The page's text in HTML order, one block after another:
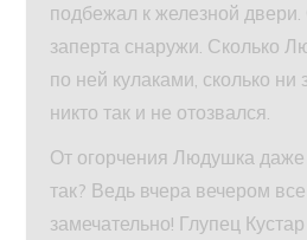
подбежал к железной
заперта снаружи. Сколько
по ней кулаками, сколько
никто так и не отозвался.
От огорчения Людушка даже
так? Ведь вчера вечером
замечательно! Глупец